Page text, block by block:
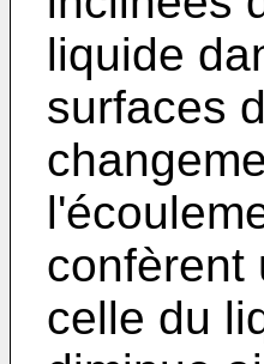
liquide
surfaces
confèrent
celle du